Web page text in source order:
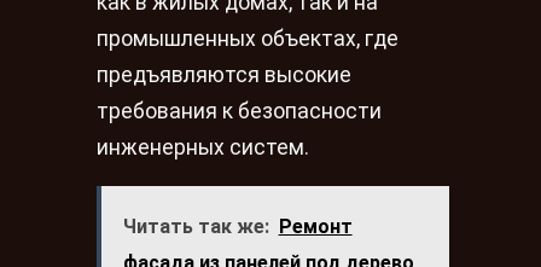
промышленных объектах, где
предъявляются высокие
требования к безопасности
инженерных систем.
Читать так же: Ремонт